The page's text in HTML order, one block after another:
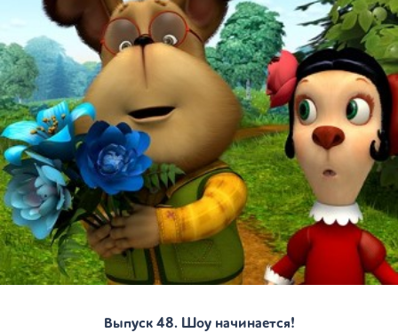
Выпуск 48. Шоу начинается!